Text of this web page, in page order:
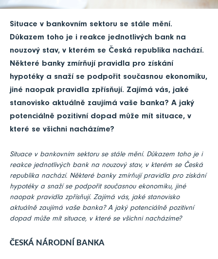
Situace v bankovním sektoru se stále mění.
Důkazem toho je i reakce jednotlivých bank na
nouzový stav, v kterém se Česká republika nachází.
Některé banky zmírňují pravidla pro získání
hypotéky a snaží se podpořit současnou ekonomiku,
jiné naopak pravidla zpřísňují. Zajímá vás, jaké
stanovisko aktuálně zaujímá vaše banka? A jaký
potenciálně pozitivní dopad může mít situace, v
které se všichni nacházíme?
Situace v bankovním sektoru se stále mění. Důkazem toho je i
reakce jednotlivých bank na nouzový stav, v kterém se Česká
republika nachází. Některé banky zmírňují pravidla pro získání
hypotéky a snaží se podpořit současnou ekonomiku, jiné
naopak pravidla zpřísňují. Zajímá vás, jaké stanovisko
aktuálně zaujímá vaše banka? A jaký potenciálně pozitivní
dopad může mít situace, v které se všichni nacházíme?
ČESKÁ NÁRODNÍ BANKA